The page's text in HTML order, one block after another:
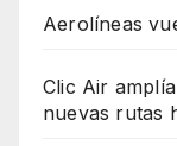
Aerolíneas
Clic Air
nuevas rutas